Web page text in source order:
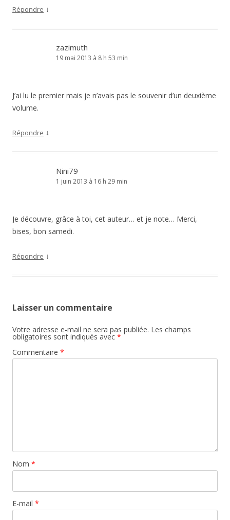
Répondre ↓
zazimuth
19 mai 2013 à 8 h 53 min
J’ai lu le premier mais je n’avais pas le souvenir d’un deuxième
volume.
Répondre ↓
Nini79
1 juin 2013 à 16 h 29 min
Je découvre, grâce à toi, cet auteur… et je note… Merci,
bises, bon samedi.
Répondre ↓
Laisser un commentaire
Votre adresse e-mail ne sera pas publiée. Les champs
obligatoires sont indiqués avec *
Commentaire *
Nom *
E-mail *